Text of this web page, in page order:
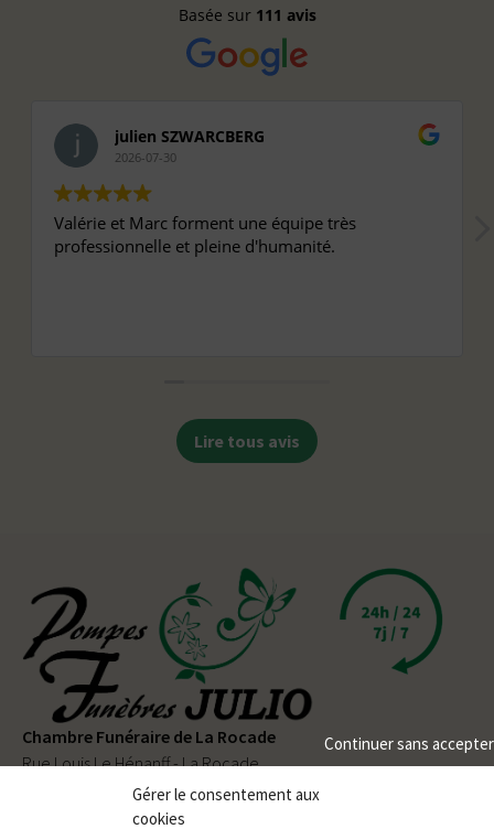
Gérer le consentement aux
cookies
Continuer sans accepter
Basée sur 111 avis
julien SZWARCBERG
2026-07-30
Valérie et Marc forment une équipe très
professionnelle et pleine d'humanité.
Lire tous avis
Chambre Funéraire de La Rocade
Rue Louis Le Hénanff - La Rocade
56330 PLUVIGNER